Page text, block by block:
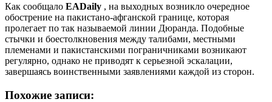
Как сообщало EADaily , на выходных возникло очередное
обострение на пакистано-афганской границе, которая
пролегает по так называемой линии Дюранда. Подобные
стычки и боестолкновения между талибами, местными
племенами и пакистанскими пограничниками возникают
регулярно, однако не приводят к серьезной эскалации,
завершаясь воинственными заявлениями каждой из сторон.
Похожие записи: